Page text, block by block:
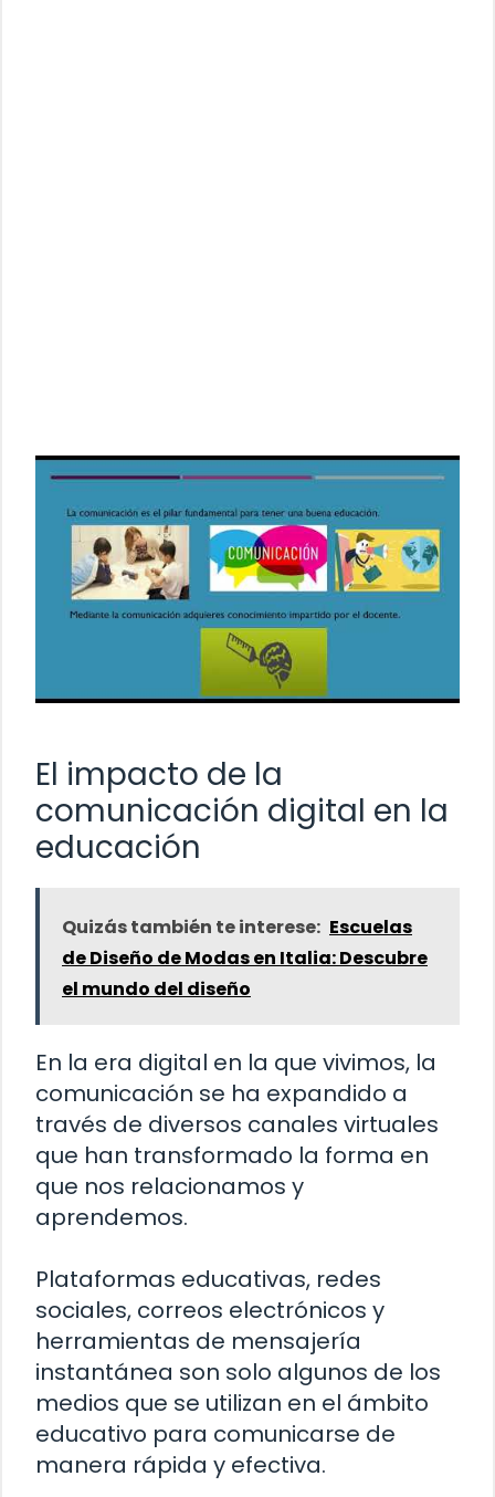
El impacto de la
comunicación digital en la
educación
Quizás también te interese: Escuelas
de Diseño de Modas en Italia: Descubre
el mundo del diseño
En la era digital en la que vivimos, la
comunicación se ha expandido a
través de diversos canales virtuales
que han transformado la forma en
que nos relacionamos y
aprendemos.
Plataformas educativas, redes
sociales, correos electrónicos y
herramientas de mensajería
instantánea son solo algunos de los
medios que se utilizan en el ámbito
educativo para comunicarse de
manera rápida y efectiva.